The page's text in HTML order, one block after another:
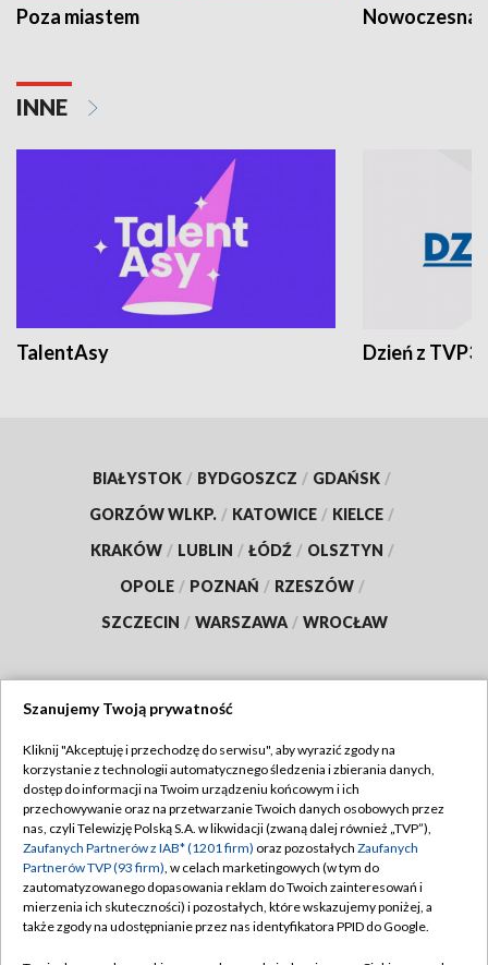
Poza miastem Nowoczesna
INNE
TalentAsy Dzień z TVP3
BIAŁYSTOK / BYDGOSZCZ / GDAŃSK /
GORZÓW WLKP. / KATOWICE / KIELCE /
KRAKÓW / LUBLIN / ŁÓDŹ / OLSZTYN /
OPOLE / POZNAŃ / RZESZÓW /
SZCZECIN / WARSZAWA / WROCŁAW
TVP
Abonament TVP
Emisja w TVP
Centrum informacji TVP
Naziemna Telewizja Cyfrowa
Regulamin TVP
Polityka prywatności
Moje zgody
Pomoc
Szanujemy Twoją prywatność
Kliknij "Akceptuję i przechodzę do serwisu", aby wyrazić zgody na
korzystanie z technologii automatycznego śledzenia i zbierania danych,
dostęp do informacji na Twoim urządzeniu końcowym i ich
przechowywanie oraz na przetwarzanie Twoich danych osobowych przez
nas, czyli Telewizję Polską S.A. w likwidacji (zwaną dalej również „TVP”),
Zaufanych Partnerów z IAB* (1201 firm) oraz pozostałych Zaufanych
Partnerów TVP (93 firm), w celach marketingowych (w tym do
zautomatyzowanego dopasowania reklam do Twoich zainteresowań i
mierzenia ich skuteczności) i pozostałych, które wskazujemy poniżej, a
także zgody na udostępnianie przez nas identyfikatora PPID do Google.